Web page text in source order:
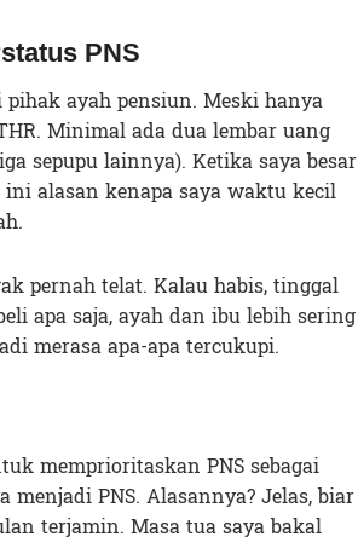
PNS
ayah pensiun. Meski hanya
Minimal ada dua lembar uang
sepupu lainnya). Ketika saya besar
alasan kenapa saya waktu kecil
pernah telat. Kalau habis, tinggal
apa saja, ayah dan ibu lebih sering
merasa apa-apa tercukupi.
memprioritaskan PNS sebagai
menjadi PNS. Alasannya? Jelas, biar
terjamin. Masa tua saya bakal